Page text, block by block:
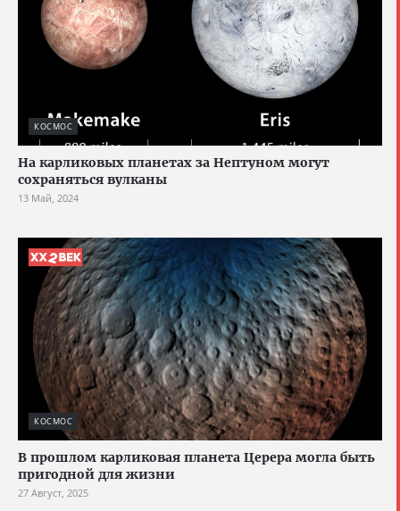
КОСМОС
На карликовых планетах за Нептуном могут
сохраняться вулканы
13 Май, 2024
КОСМОС
В прошлом карликовая планета Церера могла быть
пригодной для жизни
27 Август, 2025